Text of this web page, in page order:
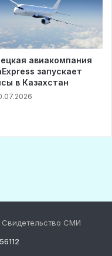
СМИ